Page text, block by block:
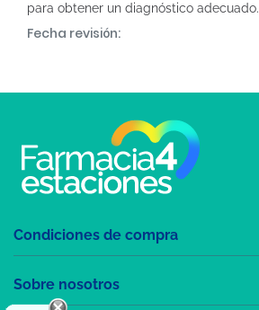
para obtener un diagnóstico adecuado.
Fecha revisión:
Condiciones de compra
Sobre nosotros